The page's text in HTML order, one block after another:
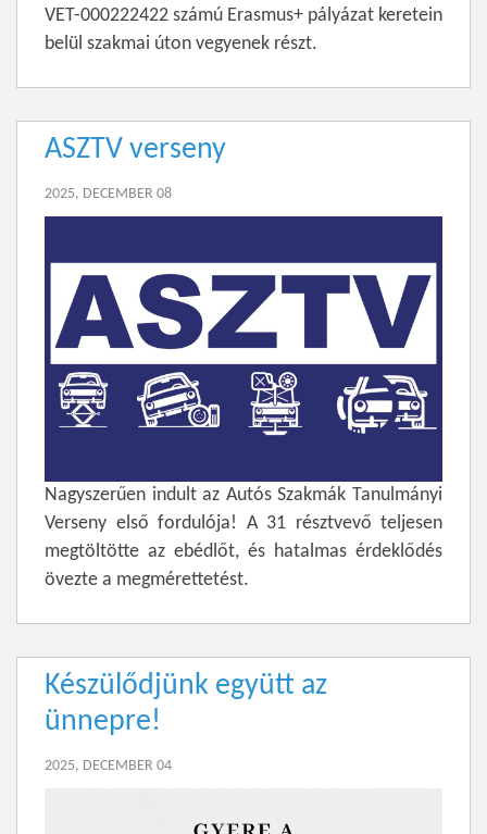
VET-000222422 számú Erasmus+ pályázat keretein
belül szakmai úton vegyenek részt.
ASZTV verseny
2025, DECEMBER 08
Nagyszerűen indult az Autós Szakmák Tanulmányi
Verseny első fordulója! A 31 résztvevő teljesen
megtöltötte az ebédlőt, és hatalmas érdeklődés
övezte a megmérettetést.
Készülődjünk együtt az
ünnepre!
2025, DECEMBER 04